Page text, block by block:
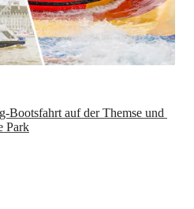
Bootsfahrt auf der Themse und
Park